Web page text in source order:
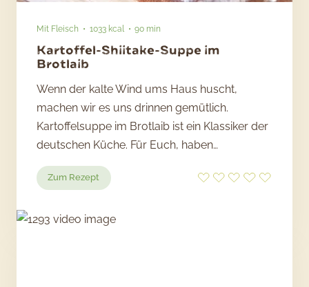
Mit Fleisch 1033 kcal 90 min
Kartoffel-Shiitake-Suppe im
Brotlaib
Wenn der kalte Wind ums Haus huscht,
machen wir es uns drinnen gemütlich.
Kartoffelsuppe im Brotlaib ist ein Klassiker der
deutschen Küche. Für Euch, haben…
Zum Rezept
Kartoffel-
Suppe